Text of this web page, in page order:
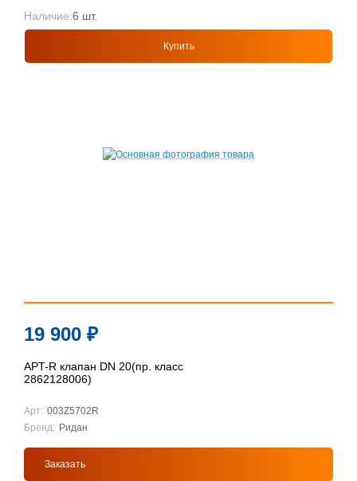
Купить
Наличие:6 шт.
19 900 ₽
APT-R клапан DN 20(пр. класс
2862128006)
Арт: 003Z5702R
Бренд: Ридан
Заказать